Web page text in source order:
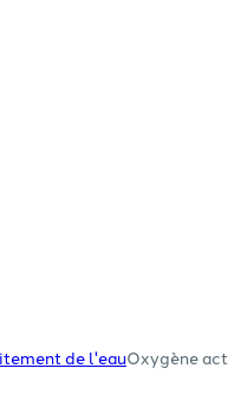
de l'eauOxygène